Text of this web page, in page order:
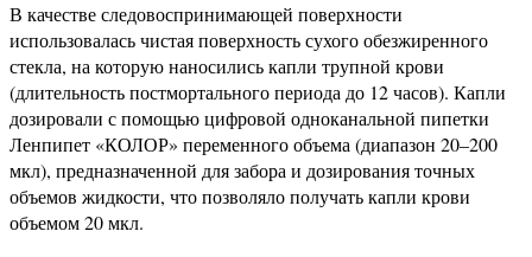
В качестве следовоспринимающей поверхности
использовалась чистая поверхность сухого обезжиренного
стекла, на которую наносились капли трупной крови
(длительность постмортального периода до 12 часов). Капли
дозировали с помощью цифровой одноканальной пипетки
Ленпипет «КОЛОР» переменного объема (диапазон 20–200
мкл), предназначенной для забора и дозирования точных
объемов жидкости, что позволяло получать капли крови
объемом 20 мкл.